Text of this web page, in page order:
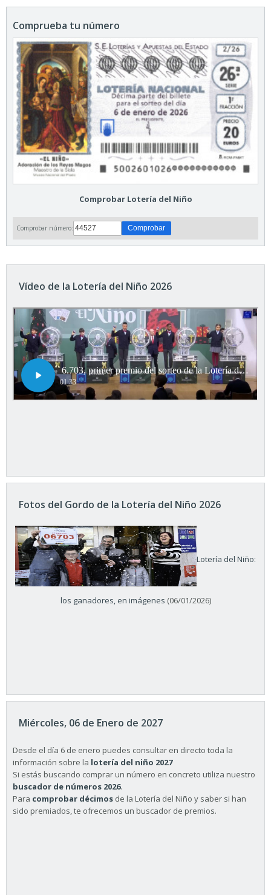
Comprueba tu número
Comprobar Lotería del Niño
Comprobar número:
Vídeo de la Lotería del Niño 2026
Fotos del Gordo de la Lotería del Niño 2026
Lotería del Niño:
los ganadores, en imágenes (06/01/2026)
Miércoles, 06 de Enero de 2027
Desde el día 6 de enero puedes consultar en directo toda la
información sobre la lotería del niño 2027
Si estás buscando comprar un número en concreto utiliza nuestro
buscador de números 2026.
Para comprobar décimos de la Lotería del Niño y saber si han
sido premiados, te ofrecemos un buscador de premios.